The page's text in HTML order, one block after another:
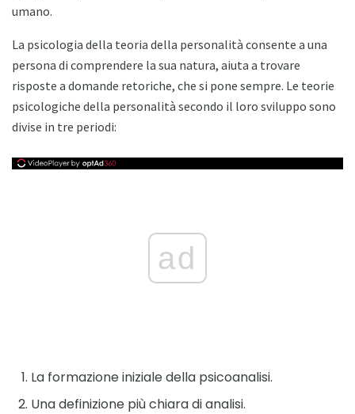
umano.
La psicologia della teoria della personalità consente a una
persona di comprendere la sua natura, aiuta a trovare
risposte a domande retoriche, che si pone sempre. Le teorie
psicologiche della personalità secondo il loro sviluppo sono
divise in tre periodi:
ad
La formazione iniziale della psicoanalisi.
Una definizione più chiara di analisi.